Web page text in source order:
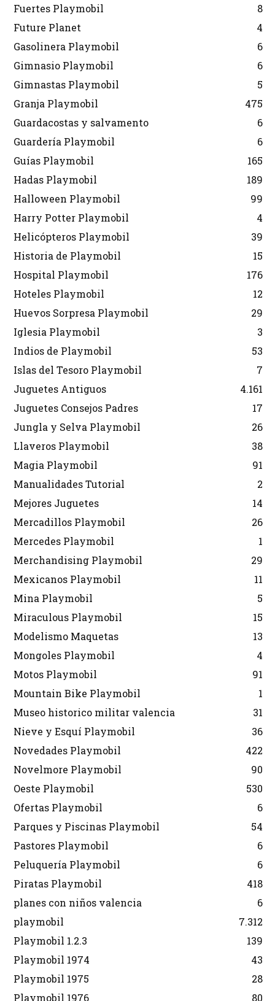
Fuertes Playmobil
8
Future Planet
4
Gasolinera Playmobil
6
Gimnasio Playmobil
6
Gimnastas Playmobil
5
Granja Playmobil
475
Guardacostas y salvamento
6
Guardería Playmobil
6
Guías Playmobil
165
Hadas Playmobil
189
Halloween Playmobil
99
Harry Potter Playmobil
4
Helicópteros Playmobil
39
Historia de Playmobil
15
Hospital Playmobil
176
Hoteles Playmobil
12
Huevos Sorpresa Playmobil
29
Iglesia Playmobil
3
Indios de Playmobil
53
Islas del Tesoro Playmobil
7
Juguetes Antiguos
4.161
Juguetes Consejos Padres
17
Jungla y Selva Playmobil
26
Llaveros Playmobil
38
Magia Playmobil
91
Manualidades Tutorial
2
Mejores Juguetes
14
Mercadillos Playmobil
26
Mercedes Playmobil
1
Merchandising Playmobil
29
Mexicanos Playmobil
11
Mina Playmobil
5
Miraculous Playmobil
15
Modelismo Maquetas
13
Mongoles Playmobil
4
Motos Playmobil
91
Mountain Bike Playmobil
1
Museo historico militar valencia
31
Nieve y Esquí Playmobil
36
Novedades Playmobil
422
Novelmore Playmobil
90
Oeste Playmobil
530
Ofertas Playmobil
6
Parques y Piscinas Playmobil
54
Pastores Playmobil
6
Peluquería Playmobil
6
Piratas Playmobil
418
planes con niños valencia
6
playmobil
7.312
Playmobil 1.2.3
139
Playmobil 1974
43
Playmobil 1975
28
Playmobil 1976
80